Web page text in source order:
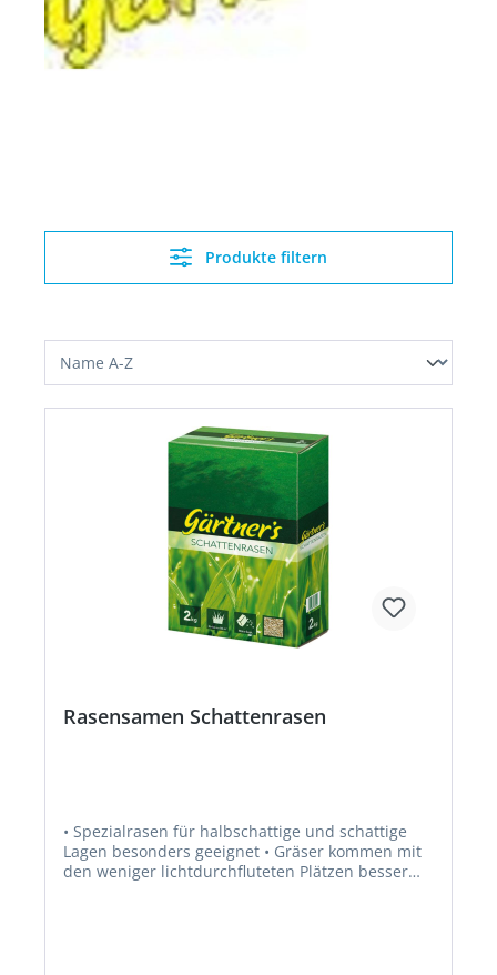
Produkte filtern
Rasensamen Schattenrasen
• Spezialrasen für halbschattige und schattige
Lagen besonders geeignet • Gräser kommen mit
den weniger lichtdurchfluteten Plätzen besser